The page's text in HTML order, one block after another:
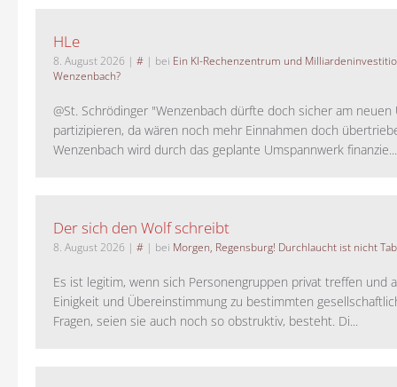
HLe
8. August 2026 | # | bei Ein KI-Rechenzentrum und
Wenzenbach?
@St. Schrödinger "Wenzenbach dürfte doch sicher am neuen
partizipieren, da wären noch mehr Einnahmen doch
Wenzenbach wird durch das geplante Umspannwerk finanzie...
Der sich den Wolf schreibt
8. August 2026 | # | bei Morgen, Regensburg! Durchlaucht ist nicht
Es ist legitim, wenn sich Personengruppen privat treffen und
Einigkeit und Übereinstimmung zu bestimmten
Fragen, seien sie auch noch so obstruktiv, besteht. Di...